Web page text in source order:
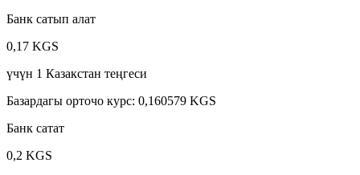
Банк сатып алат
0,17 KGS
үчүн 1 Казакстан теңгеси
Базардагы орточо курс: 0,160579 KGS
Банк сатат
0,2 KGS